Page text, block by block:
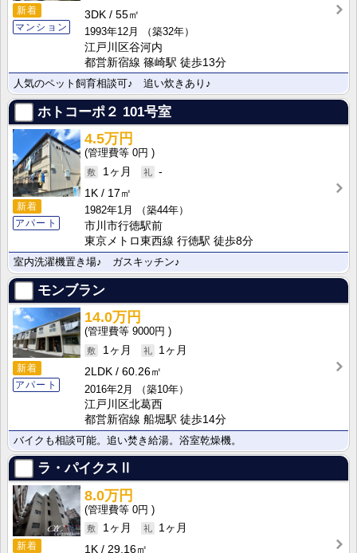
新着
マンション
3DK
55㎡
1993年12月
（築32年）
江戸川区谷河内
都営新宿線 篠崎駅 徒歩13分
人気のペット飼育相談可♪ 追い炊きあり♪
ホトコーポ２ 101号室
新着
アパート
4.5万円
0円
1ヶ月
-
1K
17㎡
1982年1月
（築44年）
市川市行徳駅前
東京メトロ東西線 行徳駅 徒歩8分
室内洗濯機置き場♪ ガスキッチン♪
モンブラン
新着
アパート
14.0万円
9000円
1ヶ月
1ヶ月
2LDK
60.26㎡
2016年2月
（築10年）
江戸川区北葛西
都営新宿線 船堀駅 徒歩14分
バイクも相談可能。追い焚き給湯。浴室乾燥機。
ラ・パイクスⅡ
新着
8.0万円
0円
1ヶ月
1ヶ月
1K
29.16㎡